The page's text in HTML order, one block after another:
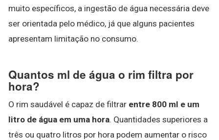
muito específicos, a ingestão de água necessária deve
ser orientada pelo médico, já que alguns pacientes
apresentam limitação no consumo.
Quantos ml de água o rim filtra por
hora?
O rim saudável é capaz de filtrar entre 800 ml e um
litro de água em uma hora. Quantidades superiores a
três ou quatro litros por hora podem aumentar o risco